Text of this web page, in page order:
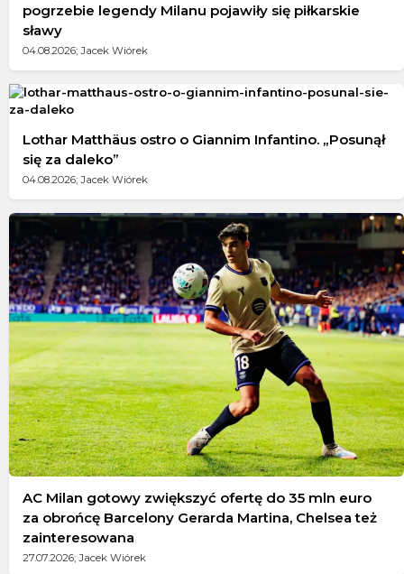
pogrzebie legendy Milanu pojawiły się piłkarskie
sławy
04.08.2026; Jacek Wiórek
Lothar Matthäus ostro o Giannim Infantino. „Posunął
się za daleko”
04.08.2026; Jacek Wiórek
AC Milan gotowy zwiększyć ofertę do 35 mln euro
za obrońcę Barcelony Gerarda Martina, Chelsea też
zainteresowana
27.07.2026; Jacek Wiórek